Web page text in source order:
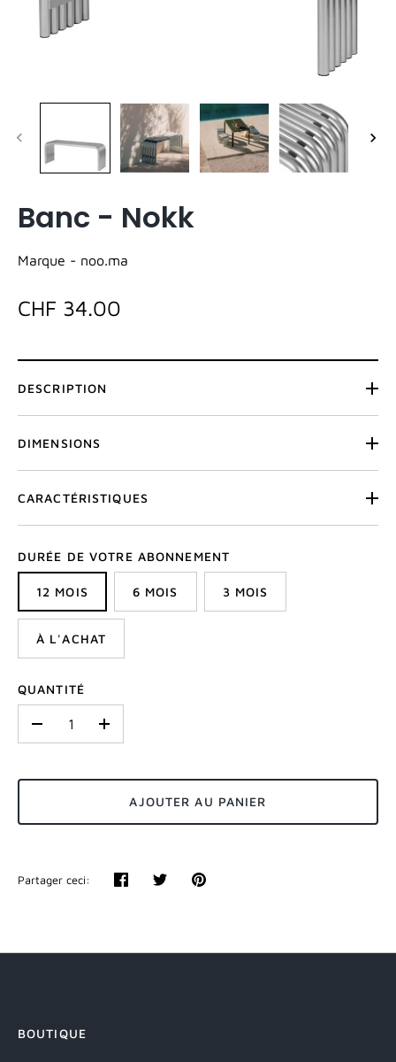
Banc - Nokk
Marque - noo.ma
CHF 34.00
DESCRIPTION
DIMENSIONS
CARACTÉRISTIQUES
DURÉE DE VOTRE ABONNEMENT
12 MOIS 6 MOIS 3 MOIS
À L'ACHAT
QUANTITÉ
+
AJOUTER AU PANIER
Partager ceci:
PartagerTweeterÉpingler
BOUTIQUE